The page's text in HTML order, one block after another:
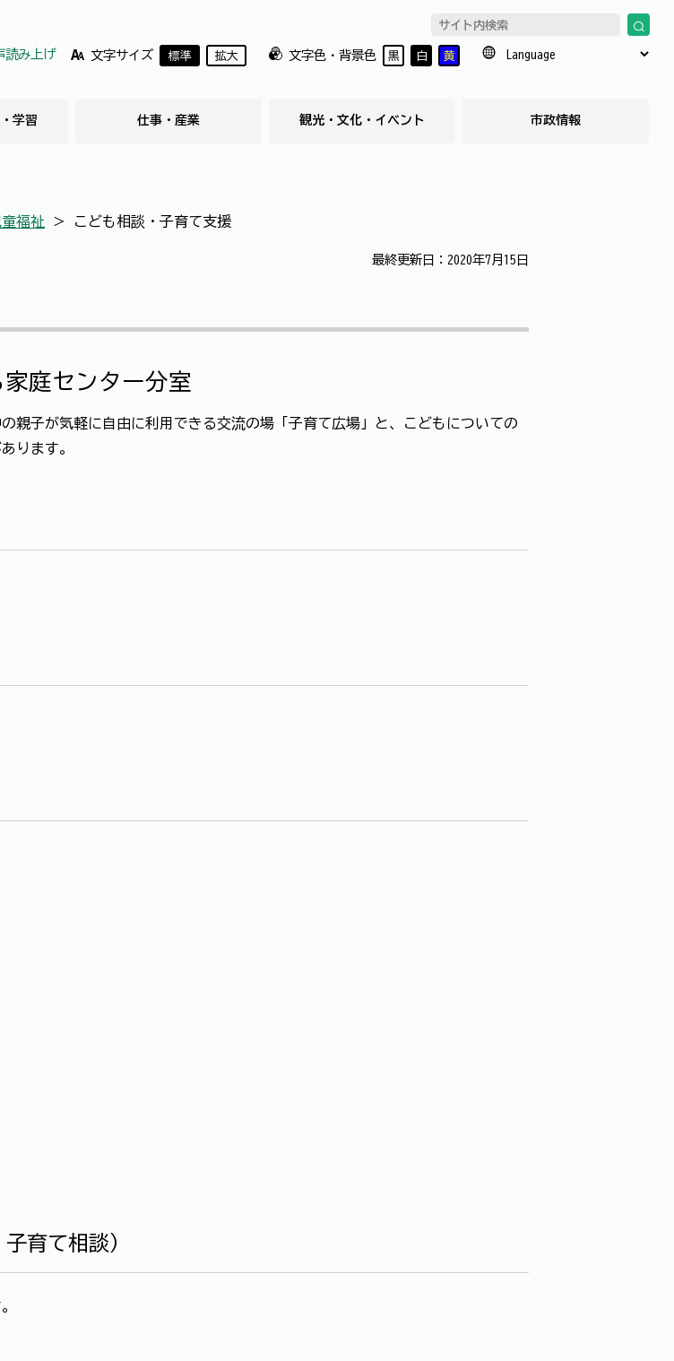
読み上げ 文字サイズ 標準 拡大 文字色・背景色 黒 白 黄
学習 仕事・産業 観光・文化・イベント 市政情報
童福祉 ＞ こども相談・子育て支援
最終更新日：2020年7月15日
庭センター分室
子が気軽に自由に利用できる交流の場「子育て広場」と、こどもについての
ります。
育て相談）